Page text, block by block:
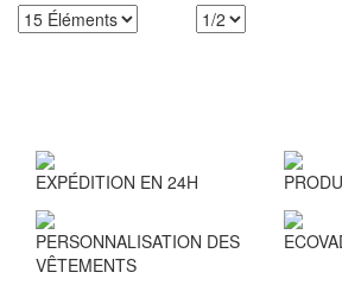
EXPÉDITION EN 24H
PERSONNALISATION DES
VÊTEMENTS